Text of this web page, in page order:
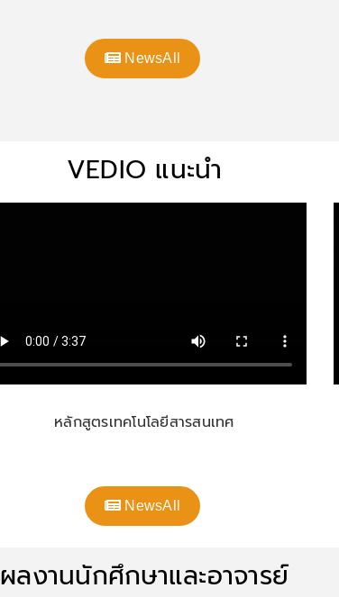
NewsAll
VEDIO แนะนำ
หลักสูตรเทคโนโลยีสารสนเทศ
NewsAll
ผลงานนักศึกษาและอาจารย์